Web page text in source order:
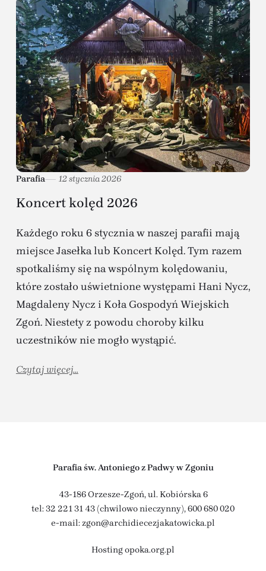
Parafia 12 stycznia 2026
Koncert kolęd 2026
Każdego roku 6 stycznia w naszej parafii mają
miejsce Jasełka lub Koncert Kolęd. Tym razem
spotkaliśmy się na wspólnym kolędowaniu,
które zostało uświetnione występami Hani Nycz,
Magdaleny Nycz i Koła Gospodyń Wiejskich
Zgoń. Niestety z powodu choroby kilku
uczestników nie mogło wystąpić.
Czytaj więcej...
Parafia św. Antoniego z Padwy w Zgoniu
43-186 Orzesze-Zgoń, ul. Kobiórska 6
tel: 32 221 31 43 (chwilowo nieczynny),600 680 020
e-mail: zgon@archidiecezjakatowicka.pl
Hostingopoka.org.pl